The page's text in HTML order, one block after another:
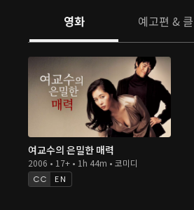
이스가 나타난다. 만화과 강사 석
했기 때문이다. 그는 안다, 여교수
여교수를 향한 애정 운동에 정성을
여교수의 과거는 물론, 얼굴 곱상한
던 문제적 인간이라는 사실을 모르
의심하기 시작한다. 급기야 여교
제하지 못하고 석규의 뒷조사에
지 모르는지, 여교수는 김PD와 열
규로부터 경악을 금치 못할 말을 듣
선생은 석규의 양아치 본색을 입증
수는 석규의 등장에도 불구하고 자
영화 예고편 &
여교수의 은밀한 매력
2006 • 17+ • 1h 44m • 코미디
EN